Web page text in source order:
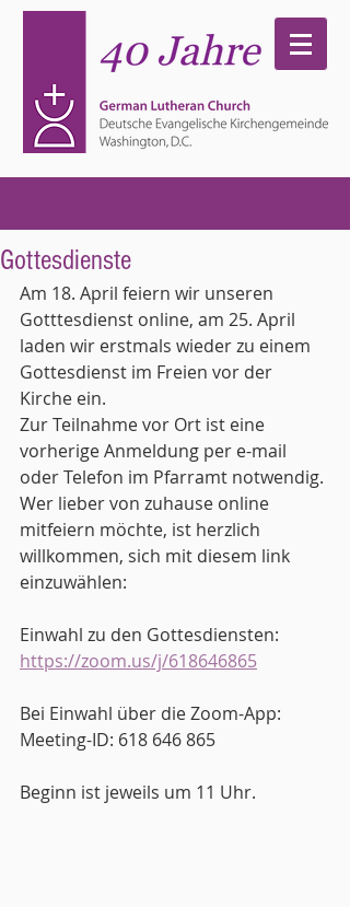
Gottesdienste
Am 18. April feiern wir unseren
Gotttesdienst online, am 25. April
laden wir erstmals wieder zu einem
Gottesdienst im Freien vor der
Kirche ein.
Zur Teilnahme vor Ort ist eine
vorherige Anmeldung per e-mail
oder Telefon im Pfarramt notwendig.
Wer lieber von zuhause online
mitfeiern möchte, ist herzlich
willkommen, sich mit diesem link
einzuwählen:
Einwahl zu den Gottesdiensten:
https://zoom.us/j/618646865
Bei Einwahl über die Zoom-App:
Meeting-ID: 618 646 865
Beginn ist jeweils um 11 Uhr.